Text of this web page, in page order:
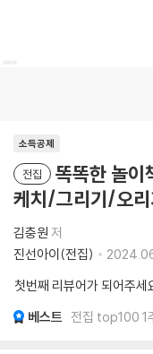
소득공제
전집
똑똑한 놀
케치/그리기/오리
김충원 저
진선아이(전집)
첫번째 리뷰어가 되어주세
베스트 전집 top100 1